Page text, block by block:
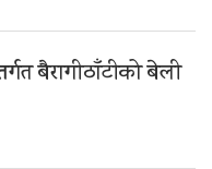
बैरागीठाँटीको बेली